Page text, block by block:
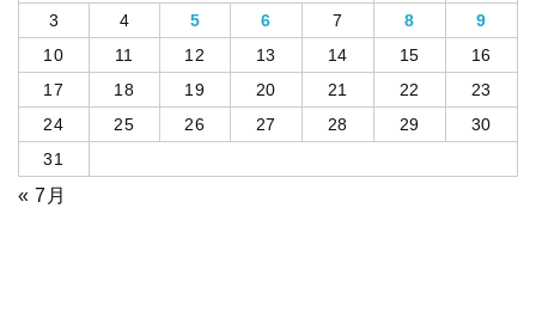
3
4 5 6 7 8
9
10
11 12 13 14 15
16
17
18 19 20 21 22
23
24
25 26 27 28 29
30
31
« 7月